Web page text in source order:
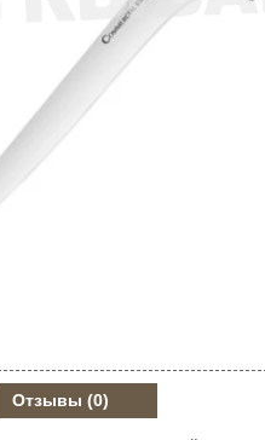
Отзывы (0)